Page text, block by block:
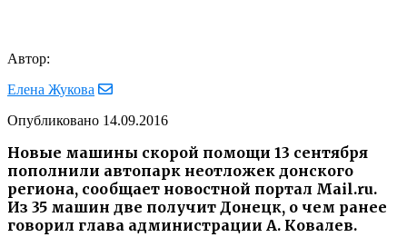
Автор:
Елена Жукова
Опубликовано 14.09.2016
Новые машины скорой помощи 13 сентября
пополнили автопарк неотложек донского
региона, сообщает новостной портал Мail.ru.
Из 35 машин две получит Донецк, о чем ранее
говорил глава администрации А. Ковалев.